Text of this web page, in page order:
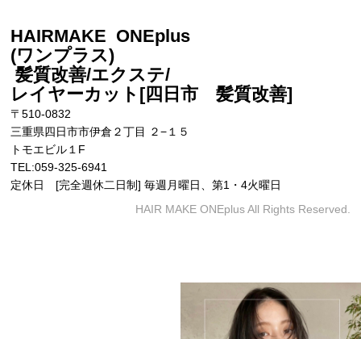
HAIRMAKE ONEplus
(ワンプラス)
髪質改善/エクステ/
レイヤーカット[四日市 髪質改善]
〒510-0832
三重県四日市市伊倉２丁目 ２−１５
トモエビル１F
TEL:059-325-6941
定休日 [完全週休二日制] 毎週月曜日、第1・4火曜日
HAIR MAKE ONEplus All Rights Reserved.